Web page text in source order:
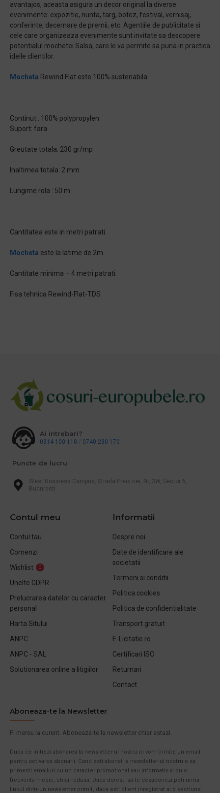
avantajos, aceasta asigura un decor original la diverse
evenimente: expozitie, nunta, targ, botez, festival, vernisaj,
conferinte, decernare de premii, etc. Agentiile de publicitate si
cele care organizeaza evenimente sunt invitate sa descopere
potentialul mochetei Salsa, care le va permite sa puna in practica
ideile clientilor.
Mocheta Rewind Flat este 100% sustenabila
Continut : 100% polypropylen
Suport: fara
Greutate totala: 230 gr/mp
Inaltimea totala: 2 mm
Lungime rola : 50 m
Cantitatea este in metri patrati.
Mocheta este la latime de 2m.
Cantitate minima – 4 metri patrati.
Fisa tehnica Rewind-Flat-TDS
Ai intrebari?
0314 100 110 / 0740 230 170
Puncte de lucru
West Business Campus, Strada Preciziei, Nr, 3W, Sector 6,
Bucuresti
Contul meu
Contul tau
Comenzi
Wishlist
0
Unelte GDPR
Prelucrarea datelor cu caracter
personal
Harta Sitului
ANPC
ANPC - SAL
Solutionarea online a litigiilor
Informatii
Despre noi
Date de identificare ale
societatii
Termeni si conditii
Politica cookies
Politica de confidentialitate
Transport gratuit
E-Licitatie.ro
Certificari ISO
Returnari
Contact
Aboneaza-te la Newsletter
Fi mereu la curent. Aboneaza-te la newsletter chiar astazi.
Dupa ce initiezi abonarea la newsletter-ul nostru iti vom trimite un email
pentru activarea abonarii. Cand esti abonat la newsletter-ul nostru o sa
primesti emailuri cu un caracter promotional sau informativ si cu o
frecventa medie, chiar redusa. Daca doresti sa te dezabonezi poti urma
linkul dintr-un newsletter primit, daca esti client inregistrat ai o sectiune